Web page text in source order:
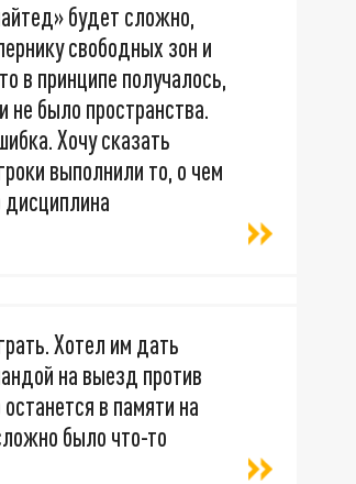
будет сложно,
свободных зон и
в принципе получалось,
было пространства.
Хочу сказать
выполнили то, о чем
Хотел им дать
на выезд против
в памяти на
было что-то